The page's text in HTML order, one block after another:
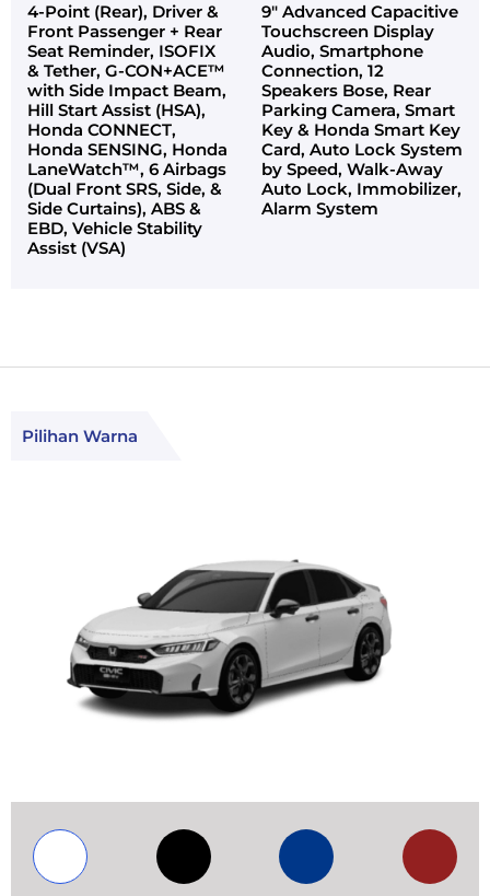
4-Point (Rear), Driver &
Front Passenger + Rear
Seat Reminder, ISOFIX
& Tether, G-CON+ACE™
with Side Impact Beam,
Hill Start Assist (HSA),
Honda CONNECT,
Honda SENSING, Honda
LaneWatch™, 6 Airbags
(Dual Front SRS, Side, &
Side Curtains), ABS &
EBD, Vehicle Stability
Assist (VSA)
9" Advanced Capacitive
Touchscreen Display
Audio, Smartphone
Connection, 12
Speakers Bose, Rear
Parking Camera, Smart
Key & Honda Smart Key
Card, Auto Lock System
by Speed, Walk-Away
Auto Lock, Immobilizer,
Alarm System
Pilihan Warna